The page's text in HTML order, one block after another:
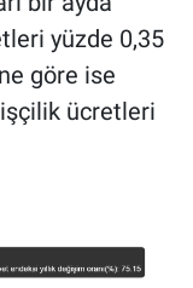
yüzde 0,35
göre ise
ücretleri